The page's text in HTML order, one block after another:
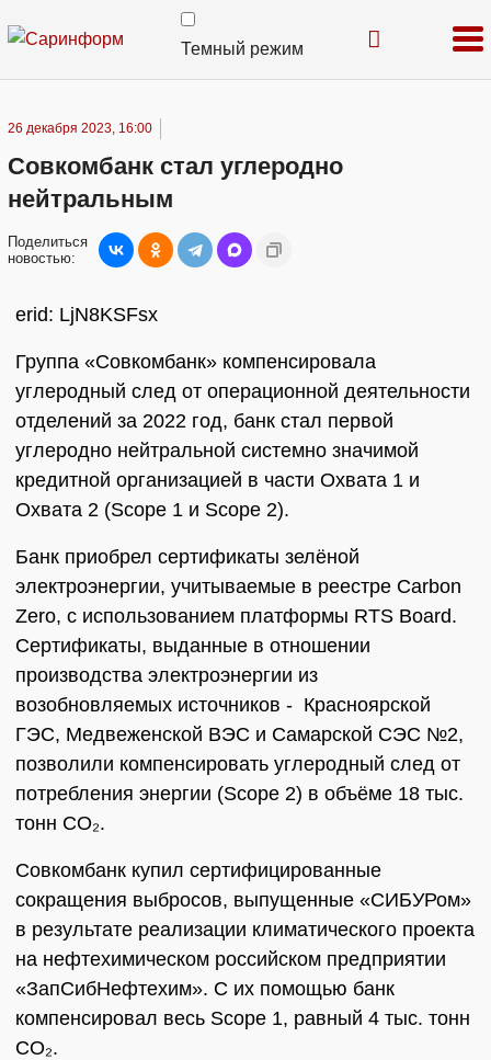
Темный режим
26 декабря 2023, 16:00
Совкомбанк стал углеродно
нейтральным
Поделиться
новостью:
erid: LjN8KSFsx
Группа «Совкомбанк» компенсировала
углеродный след от операционной деятельности
отделений за 2022 год, банк стал первой
углеродно нейтральной системно значимой
кредитной организацией в части Охвата 1 и
Охвата 2 (Scope 1 и Scope 2).
Банк приобрел сертификаты зелёной
электроэнергии, учитываемые в реестре Carbon
Zero, с использованием платформы RTS Board.
Сертификаты, выданные в отношении
производства электроэнергии из
возобновляемых источников - Красноярской
ГЭС, Медвеженской ВЭС и Самарской СЭС №2,
позволили компенсировать углеродный след от
потребления энергии (Scope 2) в объёме 18 тыс.
тонн CO₂.
Совкомбанк купил сертифицированные
сокращения выбросов, выпущенные «СИБУРом»
в результате реализации климатического проекта
на нефтехимическом российском предприятии
«ЗапСибНефтехим». С их помощью банк
компенсировал весь Scope 1, равный 4 тыс. тонн
CO₂.